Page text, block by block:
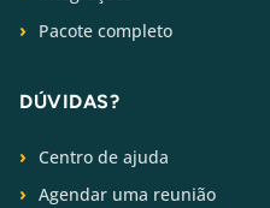
Pacote completo
DÚVIDAS?
Centro de ajuda
Agendar uma reunião